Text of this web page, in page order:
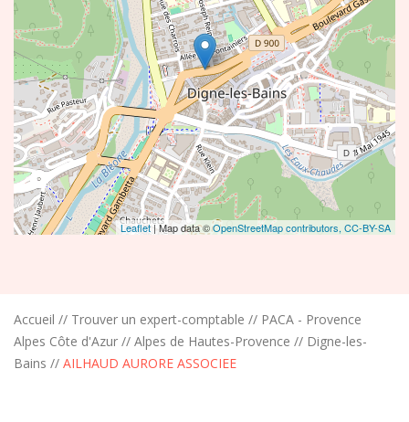
Leaflet| Map data ©OpenStreetMap contributors, CC-BY-SA
Accueil // Trouver un expert-comptable // PACA - Provence
Alpes Côte d'Azur // Alpes de Hautes-Provence // Digne-les-
Bains // AILHAUD AURORE ASSOCIEE